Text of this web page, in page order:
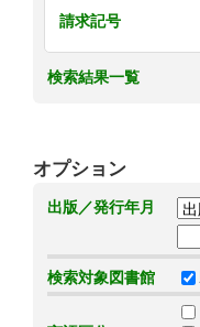
請求記号
検索結果一覧
オプション
出版／発行年月
検索対象図書館